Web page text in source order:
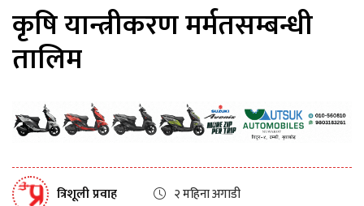
कृषि यान्त्रीकरण मर्मतसम्बन्धी
तालिम
त्रिशूली प्रवाह २ महिना अगाडी